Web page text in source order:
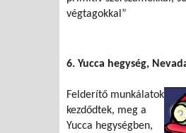
végtagokkal”
6. Yucca hegység,
Felderítő munkálatok
kezdődtek, meg a
Yucca hegységben,